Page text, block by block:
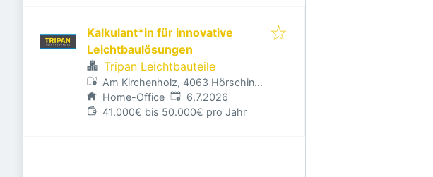
Kalkulant*in für innovative
Leichtbaulösungen
Tripan Leichtbauteile
Am Kirchenholz, 4063 Hörsching,
Österreich
Home-Office Veröffentlicht
6.7.2026
41.000€ bis 50.000€ pro Jahr